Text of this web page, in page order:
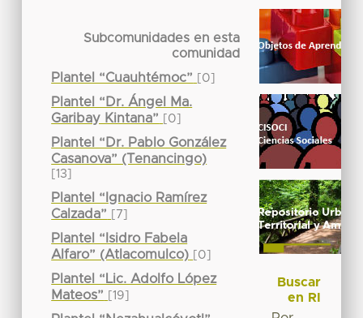
Subcomunidades en esta
comunidad
Plantel “Cuauhtémoc”
[0]
Plantel “Dr. Ángel Ma.
Garibay Kintana”
[0]
Plantel “Dr. Pablo González
Casanova” (Tenancingo)
[13]
Plantel “Ignacio Ramírez
Calzada”
[7]
Plantel “Isidro Fabela
Alfaro” (Atlacomulco)
[0]
Plantel “Lic. Adolfo López
Mateos”
[19]
Buscar
en RI